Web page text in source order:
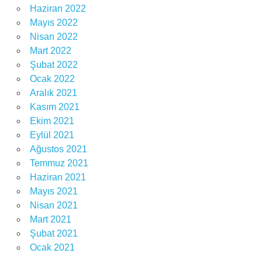
Haziran 2022
Mayıs 2022
Nisan 2022
Mart 2022
Şubat 2022
Ocak 2022
Aralık 2021
Kasım 2021
Ekim 2021
Eylül 2021
Ağustos 2021
Temmuz 2021
Haziran 2021
Mayıs 2021
Nisan 2021
Mart 2021
Şubat 2021
Ocak 2021